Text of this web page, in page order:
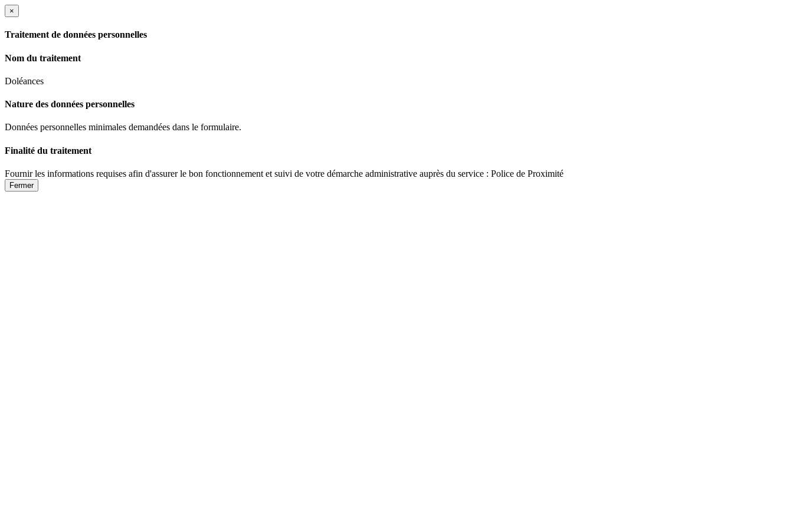
×
Traitement de données personnelles
Nom du traitement
Doléances
Nature des données personnelles
Données personnelles minimales demandées dans le formulaire.
Finalité du traitement
Fournir les informations requises afin d'assurer le bon fonctionnement et suivi de votre démarche administrative auprès du service : Police de Proximité
Fermer